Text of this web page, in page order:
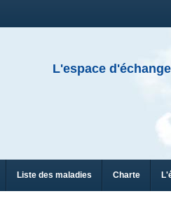
L'espace
Liste des maladies Charte